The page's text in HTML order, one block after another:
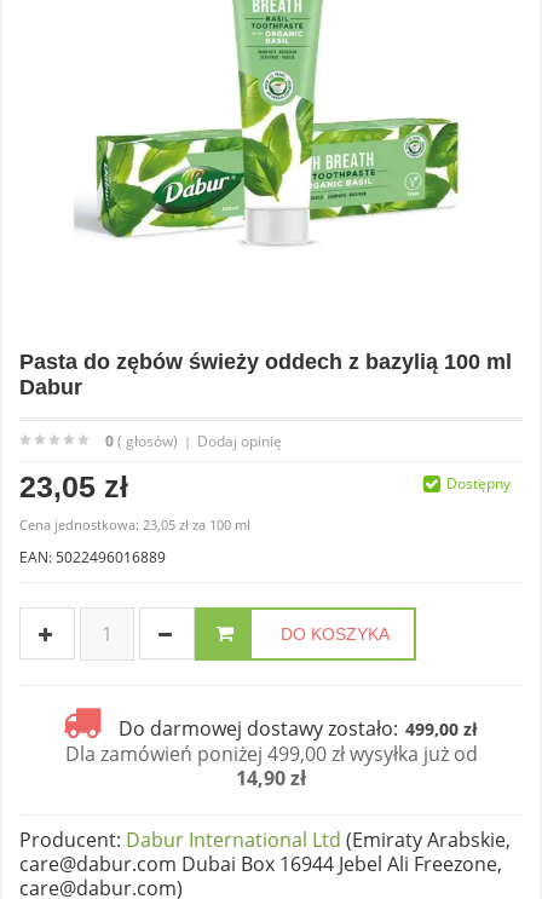
Pasta do zębów świeży oddech z bazylią 100 ml
Dabur
0( głosów) | Dodaj opinię
23,05 zł
Cena jednostkowa: 23,05 zł za 100 ml
EAN: 5022496016889
DO KOSZYKA
Do darmowej dostawy zostało: 499,00 zł
Dla zamówień poniżej 499,00 zł wysyłka już od
14,90 zł
Dostępny
Producent: Dabur International Ltd (Emiraty Arabskie,
care@dabur.com Dubai Box 16944 Jebel Ali Freezone,
care@dabur.com)